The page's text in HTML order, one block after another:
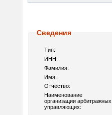
Сведения
Тип:
ИНН:
Фамилия:
Имя:
Отчество:
Наименование
организации арбитражных
управляющих: